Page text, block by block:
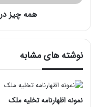
همه چیز
نوشته های مشابه
نمونه اظهارنامه تخلیه ملک